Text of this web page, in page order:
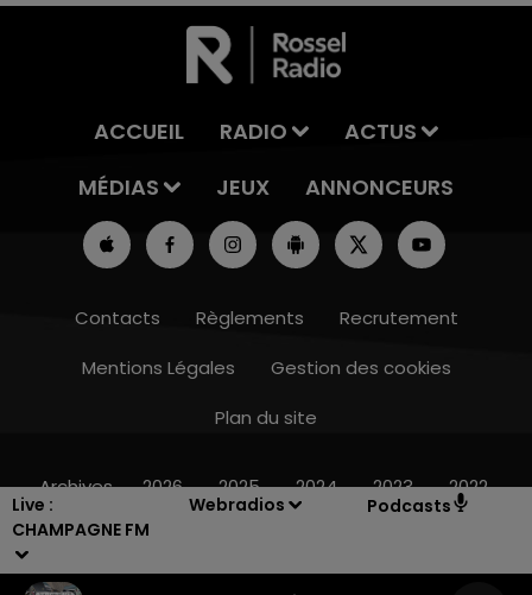
Live :
CHAMPAGNE FM
Webradios Podcasts
ACCUEIL RADIO
ACTUS
MÉDIAS
JEUX ANNONCEURS
Contacts Règlements
Recrutement
Mentions Légales
Gestion des cookies
Plan du site
Archives 2026 2025 2024 2023 2022